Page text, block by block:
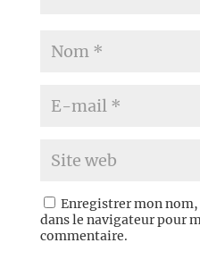
Enregistrer mon
dans le navigateur pour
commentaire.